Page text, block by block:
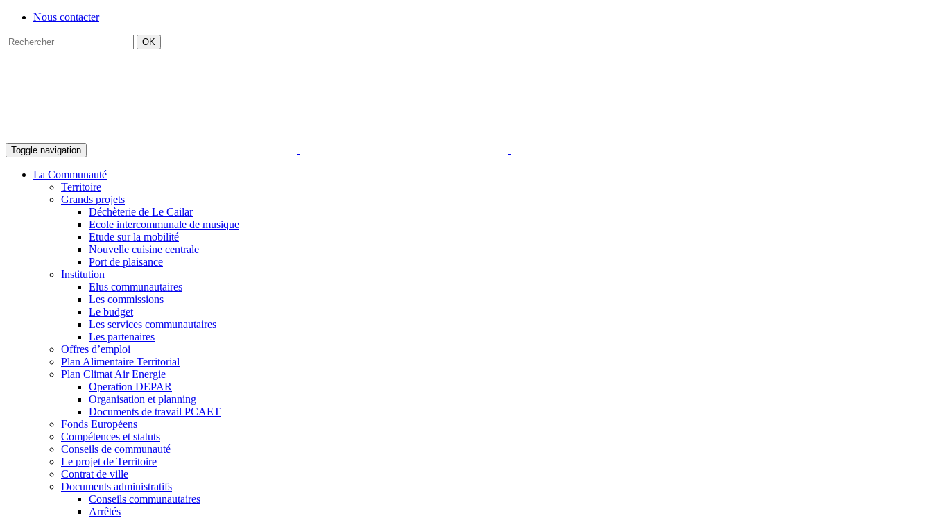
Nous contacter
Toggle navigation
La Communauté
Territoire
Grands projets
Déchèterie de Le Cailar
Ecole intercommunale de musique
Etude sur la mobilité
Nouvelle cuisine centrale
Port de plaisance
Institution
Elus communautaires
Les commissions
Le budget
Les services communautaires
Les partenaires
Offres d’emploi
Plan Alimentaire Territorial
Plan Climat Air Energie
Operation DEPAR
Organisation et planning
Documents de travail PCAET
Fonds Européens
Compétences et statuts
Conseils de communauté
Le projet de Territoire
Contrat de ville
Documents administratifs
Conseils communautaires
Arrêtés